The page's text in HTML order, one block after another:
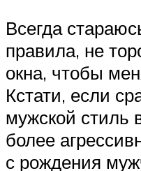
Всегда
правила, не
окна, чтобы
Кстати, если
мужской стиль
более
с рождения